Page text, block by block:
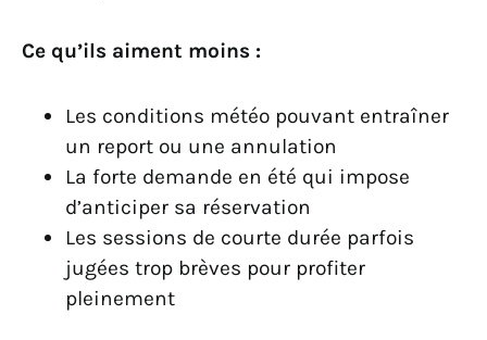
Ce qu’ils aiment moins :
Les conditions météo pouvant entraîner
un report ou une annulation
La forte demande en été qui impose
d’anticiper sa réservation
Les sessions de courte durée parfois
jugées trop brèves pour profiter
pleinement